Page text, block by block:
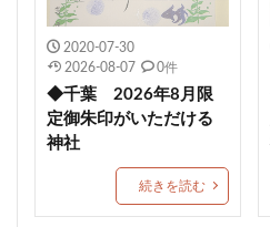
沼津市 大野神社 朔
龍の絵
金峯神社 岐阜護国神社
御嶽神社茅萱宮 5月限定御
村屋坐弥冨都比売神社 小
重陽の節句御朱印 宇都宮二
常陸第三宮吉田神社 多治
2020-07-30
2026-08-07
0件
◆千葉 2026年8月限
定御朱印がいただける
神社
続きを読む